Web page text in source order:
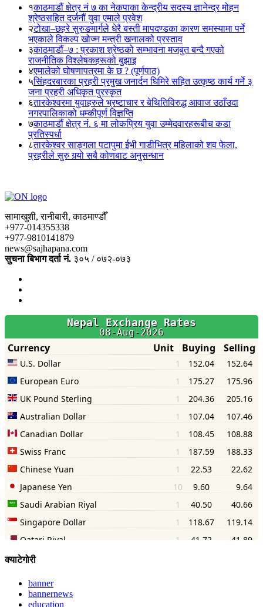
१काठमाडौं क्षेत्र नं ७ का नेकपाका केन्द्रीय सदस्य ज्ञानेन्द्र मोहन
श्रेष्ठसहित दर्जनौं युवा एमाले प्रवेश
२टोखा–छहरे सुरुङमार्गले धेरै बस्ती मापदण्डका कारण समस्यामा पर्ने
भएकाले विकल्प खोज्न मन्त्री खनालको प्रस्ताव
३काठमाडौं–७ : प्रकाश श्रेष्ठको सम्भावना मजबुत बन्दै गएको
राजनीतिक विश्लेषकहरूको बुझाइ
४एमालेको घोषणापत्रमा के छ ? (पूर्णपाठ)
५सिंहदरबारका प्रहरी प्रमुख जनार्दन घिमिरे सहित उत्कृष्ठ कार्य गर्ने ३
जना प्रहरी अधिकृत पुरस्कृत
६तारकेश्वरमा युवाहरुले भ्रष्टाचार र बेथितिविरुद्ध आवाज उठाँउदा
नगरपालिकाको धम्कीपूर्ण विज्ञप्ति
७काठमाडौं क्षेत्र नं. ६ मा लोकप्रिय युवा उम्मेदवारहरूबीच कडा
प्रतिस्पर्धा
८तारकेश्वर साङ्गला पटापुमा ईभी गाडीभित्र महिलाको शव फेला,
प्रहरीले सुरु गर्‍यो सबै कोणबाट अनुसन्धान
सामाखुशी, रानीबारी, काठमाण्डौँ
+977-014355338
+977-9810141879
news@sajhapana.com
सुचना बिभाग दर्ता नं. ३०५ / ०७२-०७३
क्याटेगोरी
banner
bannernews
education